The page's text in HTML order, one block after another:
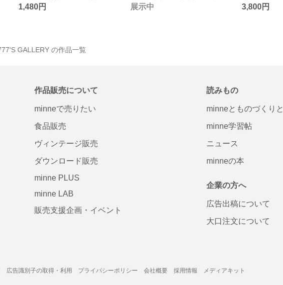
1,480円 展示中 3,800円
GALLERY の作品一覧
作品販売について
minneで売りたい
食品販売
ヴィンテージ販売
ダウンロード販売
minne PLUS
minne LAB
販売支援企画・イベント
読みもの
minneとものづくりと
minne学習帖
ニュース
minneの本
企業の方へ
広告出稿について
大口注文について
広告識別子の取得・利用 プライバシーポリシー 会社概要 採用情報 メディアキット